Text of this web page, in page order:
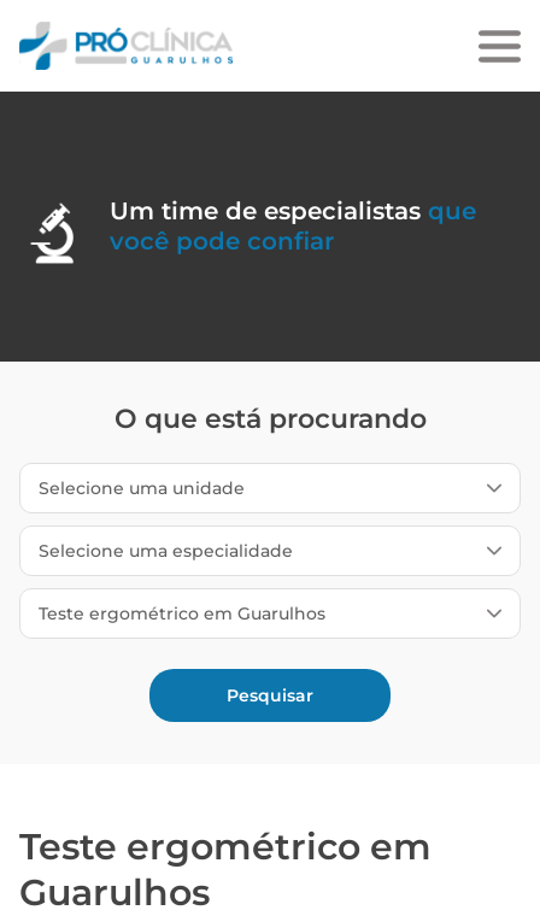
Um time de especialistas que
você pode confiar
O que está procurando
Teste ergométrico em
Guarulhos